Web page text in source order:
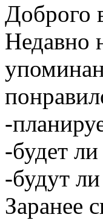
Доброго
Недавно
-
-будет
-будут
Заранее